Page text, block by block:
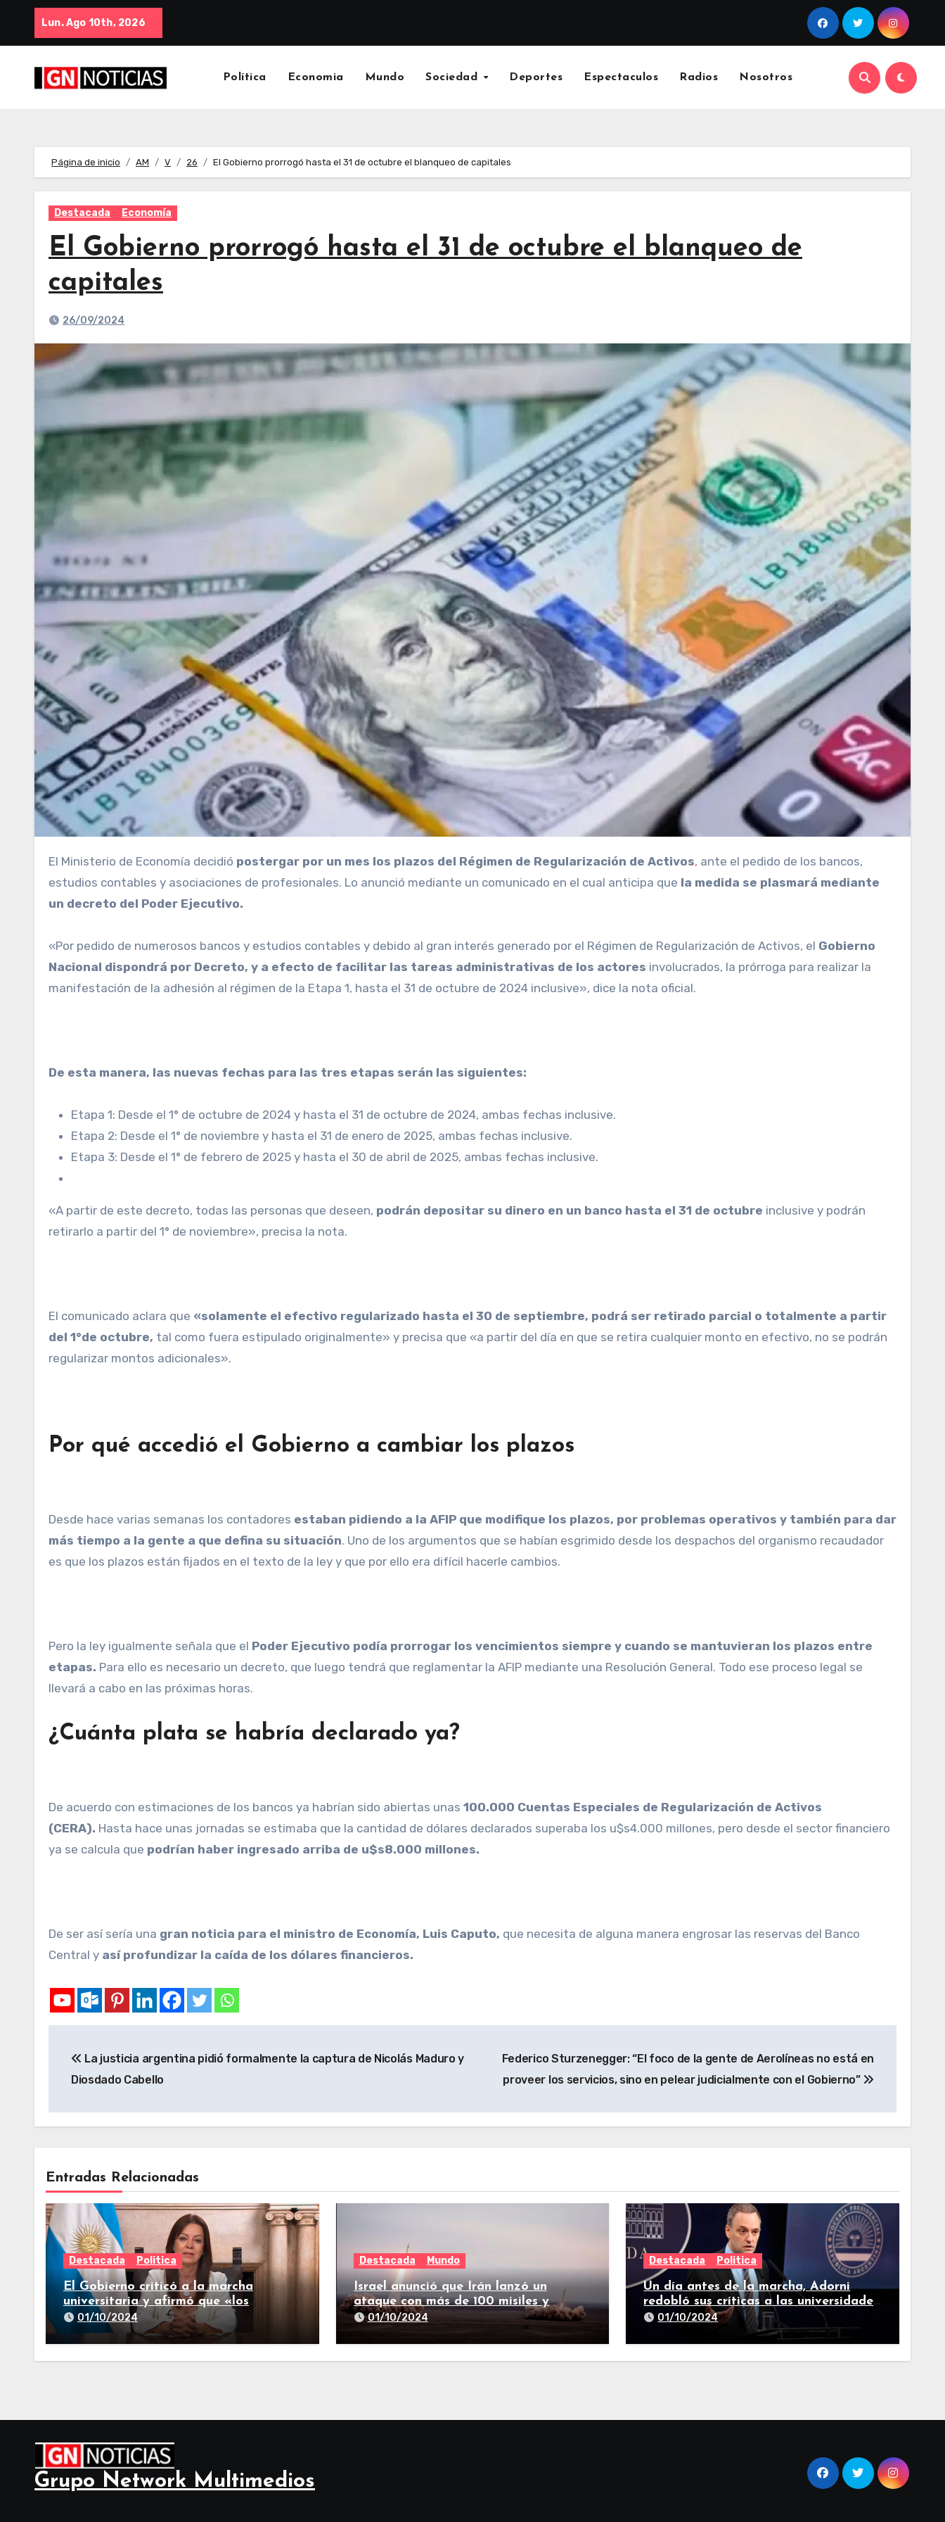
Lun. Ago 10th, 2026
Política Economia Mundo Sociedad Deportes Espectaculos Radios Nosotros
Página de inicio AM V 26 El Gobierno prorrogó hasta el 31 de octubre el blanqueo de capitales
Destacada Economía
El Gobierno prorrogó hasta el 31 de octubre el blanqueo de
capitales
26/09/2024
El Ministerio de Economía decidió postergar por un mes los plazos del Régimen de Regularización de Activos, ante el pedido de los bancos,
estudios contables y asociaciones de profesionales. Lo anunció mediante un comunicado en el cual anticipa que la medida se plasmará mediante
un decreto del Poder Ejecutivo.
«Por pedido de numerosos bancos y estudios contables y debido al gran interés generado por el Régimen de Regularización de Activos, el Gobierno
Nacional dispondrá por Decreto, y a efecto de facilitar las tareas administrativas de los actores involucrados, la prórroga para realizar la
manifestación de la adhesión al régimen de la Etapa 1, hasta el 31 de octubre de 2024 inclusive», dice la nota oficial.
De esta manera, las nuevas fechas para las tres etapas serán las siguientes:
Etapa 1: Desde el 1° de octubre de 2024 y hasta el 31 de octubre de 2024, ambas fechas inclusive.
Etapa 2: Desde el 1° de noviembre y hasta el 31 de enero de 2025, ambas fechas inclusive.
Etapa 3: Desde el 1° de febrero de 2025 y hasta el 30 de abril de 2025, ambas fechas inclusive.
«A partir de este decreto, todas las personas que deseen, podrán depositar su dinero en un banco hasta el 31 de octubre inclusive y podrán
retirarlo a partir del 1° de noviembre», precisa la nota.
El comunicado aclara que «solamente el efectivo regularizado hasta el 30 de septiembre, podrá ser retirado parcial o totalmente a partir
del 1°de octubre, tal como fuera estipulado originalmente» y precisa que «a partir del día en que se retira cualquier monto en efectivo, no se podrán
regularizar montos adicionales».
Por qué accedió el Gobierno a cambiar los plazos
Desde hace varias semanas los contadores estaban pidiendo a la AFIP que modifique los plazos, por problemas operativos y también para dar
más tiempo a la gente a que defina su situación. Uno de los argumentos que se habían esgrimido desde los despachos del organismo recaudador
es que los plazos están fijados en el texto de la ley y que por ello era difícil hacerle cambios.
Pero la ley igualmente señala que el Poder Ejecutivo podía prorrogar los vencimientos siempre y cuando se mantuvieran los plazos entre
etapas. Para ello es necesario un decreto, que luego tendrá que reglamentar la AFIP mediante una Resolución General. Todo ese proceso legal se
llevará a cabo en las próximas horas.
¿Cuánta plata se habría declarado ya?
De acuerdo con estimaciones de los bancos ya habrían sido abiertas unas 100.000 Cuentas Especiales de Regularización de Activos
(CERA). Hasta hace unas jornadas se estimaba que la cantidad de dólares declarados superaba los u$s4.000 millones, pero desde el sector financiero
ya se calcula que podrían haber ingresado arriba de u$s8.000 millones.
De ser así sería una gran noticia para el ministro de Economía, Luis Caputo, que necesita de alguna manera engrosar las reservas del Banco
Central y así profundizar la caída de los dólares financieros.
La justicia argentina pidió formalmente la captura de Nicolás Maduro y
Diosdado Cabello
Federico Sturzenegger: “El foco de la gente de Aerolíneas no está en
proveer los servicios, sino en pelear judicialmente con el Gobierno”
Entradas Relacionadas
Destacada Politica
El Gobierno criticó a la marcha
universitaria y afirmó que «los
reclamos están todos resueltos»
01/10/2024
Destacada Mundo
Israel anunció que Irán lanzó un
ataque con más de 100 misiles y
suenan las sirenas en todo el país
01/10/2024
Destacada Politica
Un día antes de la marcha, Adorni
redobló sus críticas a las universidades
nacionales
01/10/2024
Grupo Network Multimedios